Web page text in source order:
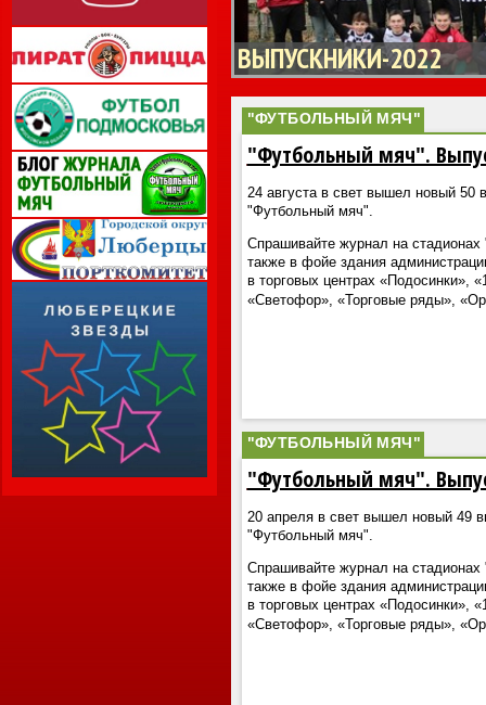
ВЫПУСКНИКИ-2022
"ФУТБОЛЬНЫЙ МЯЧ"
"Футбольный мяч".
24 августа в свет вышел новый 50
"Футбольный мяч".
Спрашивайте журнал на
также в фойе здания
в торговых центрах «Подосинки»,
«Светофор», «Торговые ряды»,
"ФУТБОЛЬНЫЙ МЯЧ"
"Футбольный мяч".
20 апреля в свет вышел новый 49
"Футбольный мяч".
Спрашивайте журнал на
также в фойе здания
в торговых центрах «Подосинки»,
«Светофор», «Торговые ряды»,